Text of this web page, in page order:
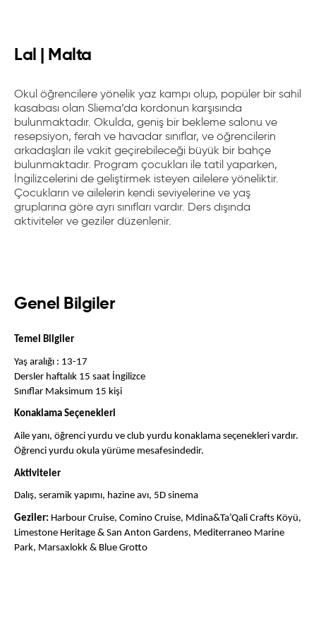
Lal | Malta
Okul öğrencilere yönelik yaz kampı olup, popüler bir sahil
kasabası olan Sliema’da kordonun karşısında
bulunmaktadır. Okulda, geniş bir bekleme salonu ve
resepsiyon, ferah ve havadar sınıflar, ve öğrencilerin
arkadaşları ile vakit geçirebileceği büyük bir bahçe
bulunmaktadır. Program çocukları ile tatil yaparken,
İngilizcelerini de geliştirmek isteyen ailelere yöneliktir.
Çocukların ve ailelerin kendi seviyelerine ve yaş
gruplarına göre ayrı sınıfları vardır. Ders dışında
aktiviteler ve geziler düzenlenir.
Genel Bilgiler
Temel Bilgiler
Yaş aralığı : 13-17
Dersler haftalık 15 saat İngilizce
Sınıflar Maksimum 15 kişi
Konaklama Seçenekleri
Aile yanı, öğrenci yurdu ve club yurdu konaklama seçenekleri vardır.
Öğrenci yurdu okula yürüme mesafesindedir.
Aktiviteler
Dalış, seramik yapımı, hazine avı, 5D sinema
Geziler: Harbour Cruise, Comino Cruise, Mdina&Ta’Qali Crafts Köyü,
Limestone Heritage & San Anton Gardens, Mediterraneo Marine
Park, Marsaxlokk & Blue Grotto